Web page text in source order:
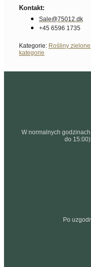
Kontakt:
Sale@75012.dk
+45 6596 1735
Kategorie: Rośliny zielone
kategorie
W normalnych
do
Po